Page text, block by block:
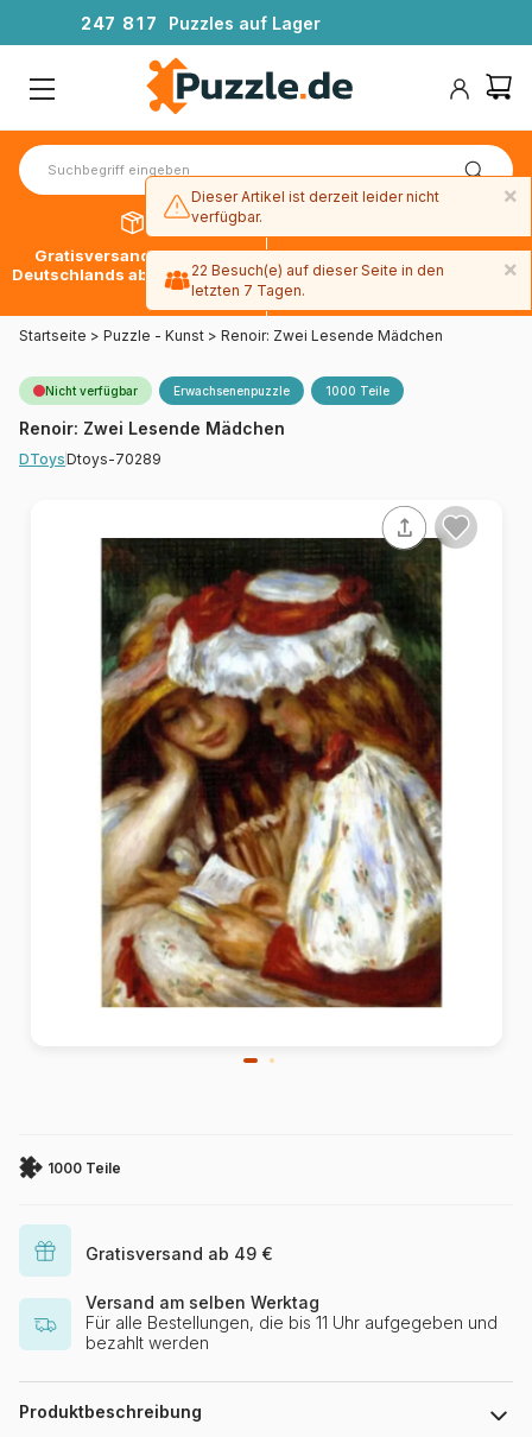
247 81 7 Puzzles auf Lager
Gratisversand innerhalb
Deutschlands ab 49 € mit DPD
30 Tage später bezahlen
mit Paypal
Startseite > Puzzle - Kunst > Renoir: Zwei Lesende Mädchen
Nicht verfügbar Erwachsenenpuzzle 1000 Teile
Renoir: Zwei Lesende Mädchen
DToysDtoys-70289
1000 Teile
Gratisversand ab 49 €
Versand am selben Werktag
Für alle Bestellungen, die bis 11 Uhr aufgegeben und
bezahlt werden
Produktbeschreibung
×
Dieser Artikel ist derzeit leider nicht
verfügbar.
×
22 Besuch(e) auf dieser Seite in den
letzten 7 Tagen.